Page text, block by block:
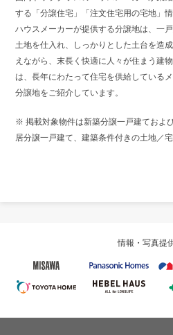
する「分譲住宅」「注文住宅用の宅地」情
ハウスメーカーが提供する分譲地は、一
土地を仕入れ、しっかりとした土台を造
えながら、末長く快適に人々が住まう建
は、長年にわたって住宅を供給している
分譲地をご紹介しています。
※ 掲載対象物件は新築分譲一戸建ておよ
居分譲一戸建て、建築条件付きの土地／
情報・写真提